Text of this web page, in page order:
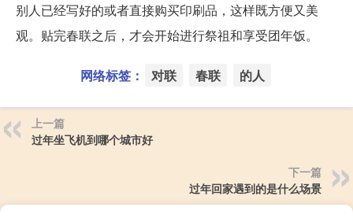
别人已经写好的或者直接购买印刷品，这样既方便又美
观。贴完春联之后，才会开始进行祭祖和享受团年饭。
网络标签： 对联 春联 的人
上一篇
过年坐飞机到哪个城市好
下一篇
过年回家遇到的是什么场景